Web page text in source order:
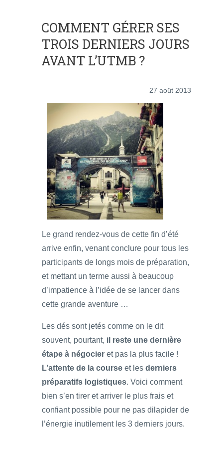
COMMENT GÉRER SES
TROIS DERNIERS JOURS
AVANT L’UTMB ?
27 août 2013
Le grand rendez-vous de cette fin d’été
arrive enfin, venant conclure pour tous les
participants de longs mois de préparation,
et mettant un terme aussi à beaucoup
d’impatience à l’idée de se lancer dans
cette grande aventure …
Les dés sont jetés comme on le dit
souvent, pourtant, il reste une dernière
étape à négocier et pas la plus facile !
L’attente de la course et les derniers
préparatifs logistiques. Voici comment
bien s’en tirer et arriver le plus frais et
confiant possible pour ne pas dilapider de
l’énergie inutilement les 3 derniers jours.